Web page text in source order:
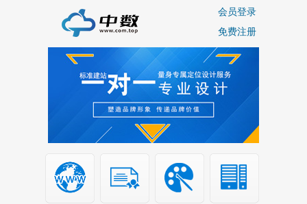
会员登录
免费注册